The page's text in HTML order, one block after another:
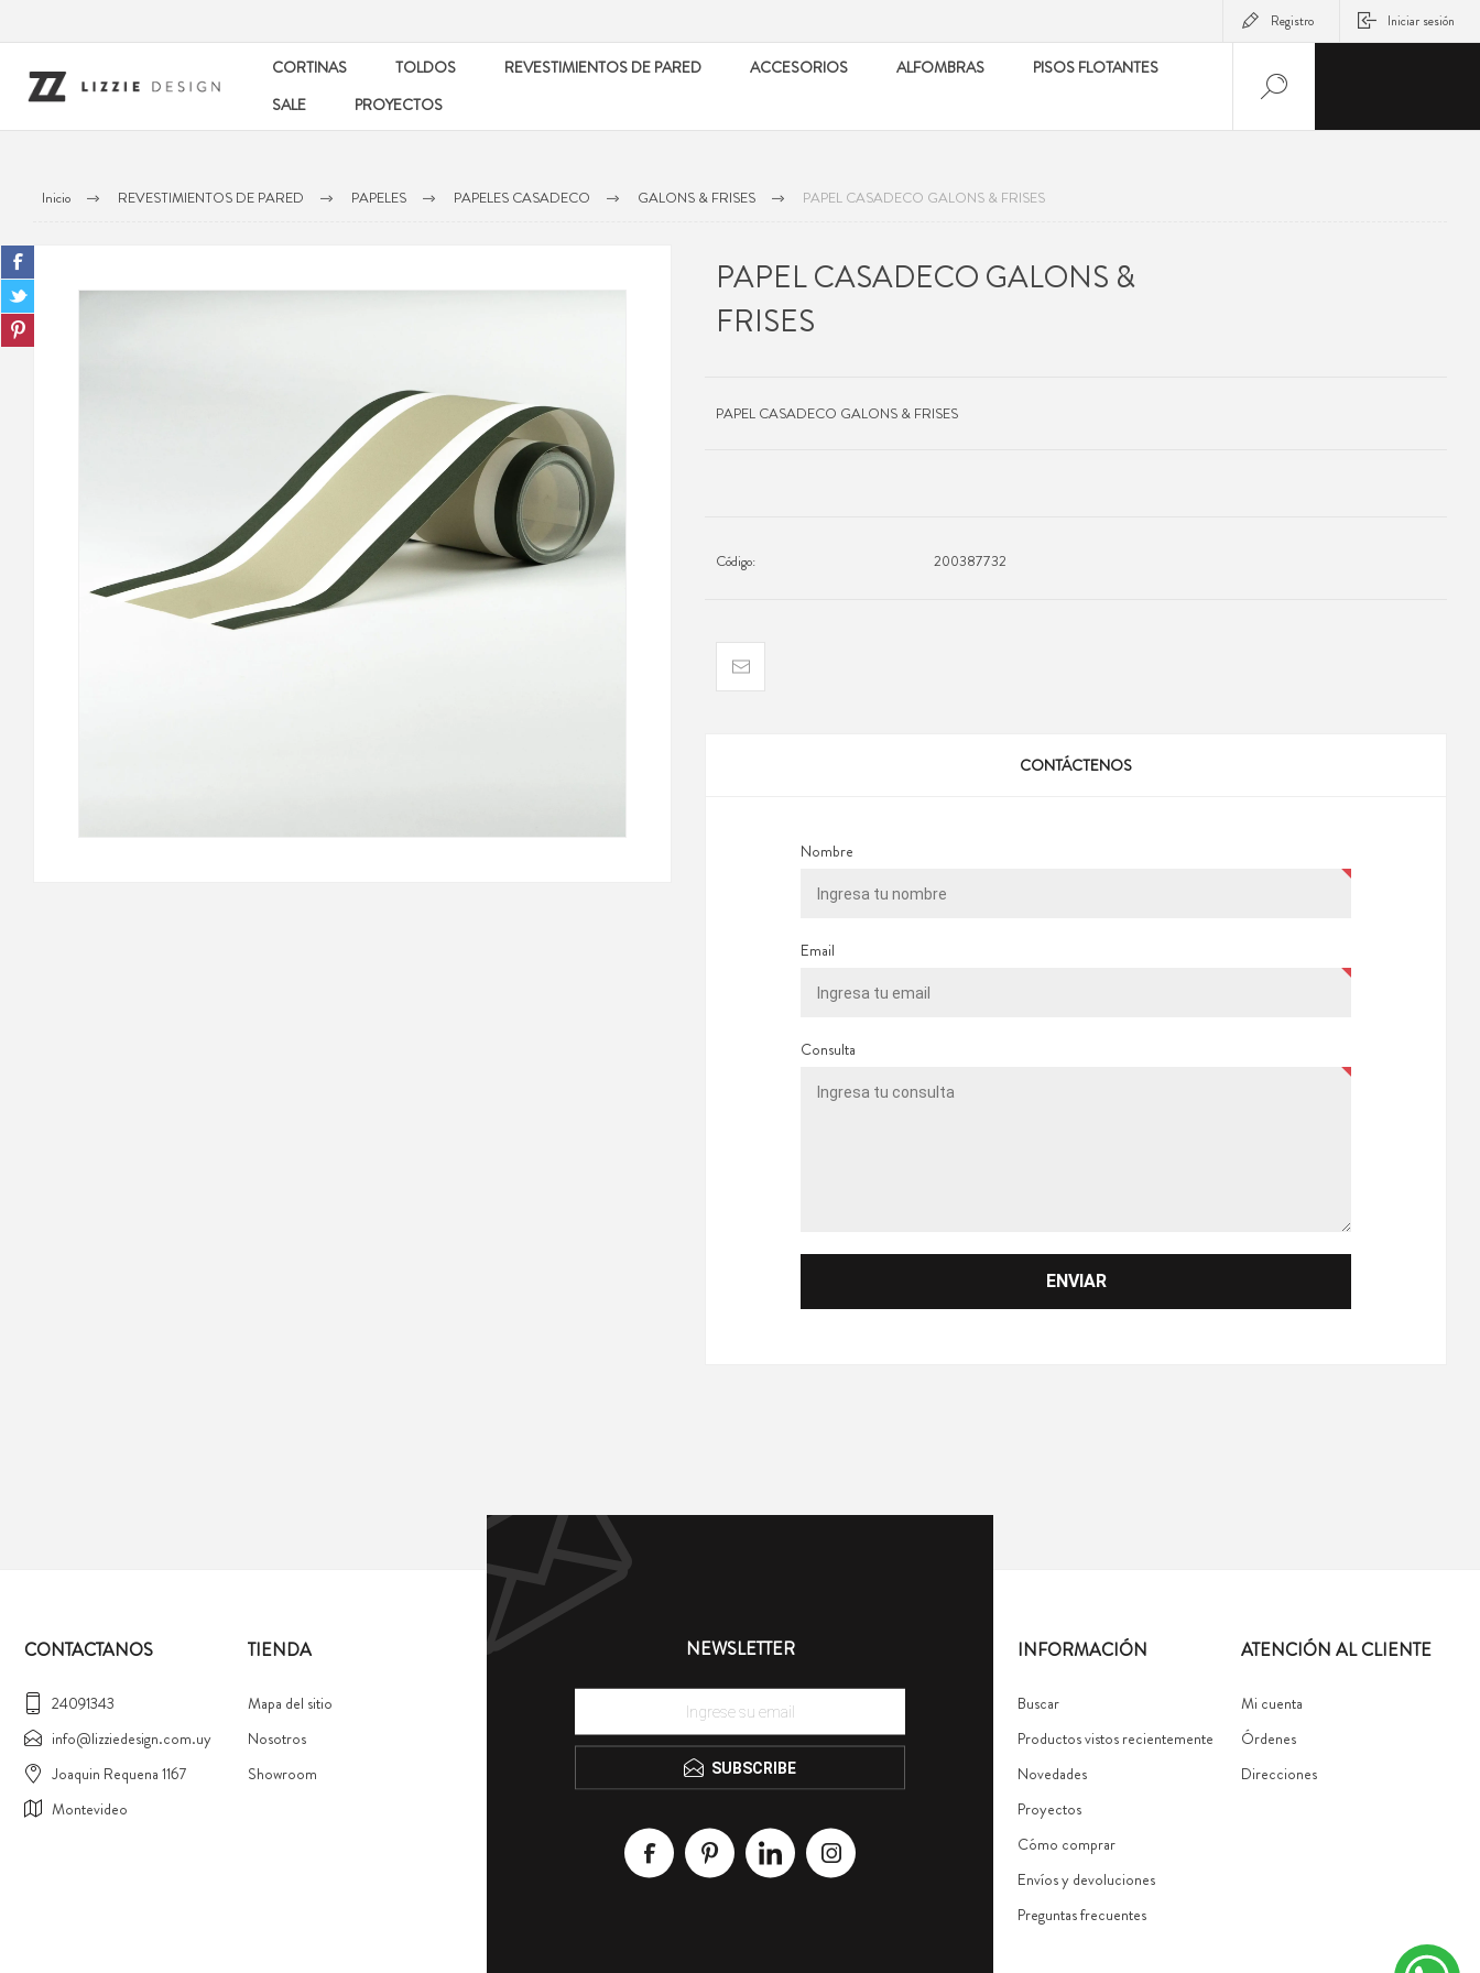
Registro Iniciar sesión
CORTINAS TOLDOS REVESTIMIENTOS DE PARED ACCESORIOS ALFOMBRAS
PISOS FLOTANTES
SALE
PROYECTOS
Inicio REVESTIMIENTOS DE PARED PAPELES PAPELES CASADECO GALONS & FRISES PAPEL CASADECO GALONS & FRISES
PAPEL CASADECO GALONS &
FRISES
PAPEL CASADECO GALONS & FRISES
Código: 200387732
CONTÁCTENOS
Nombre
Email
Consulta
NEWSLETTER
SUBSCRIBE
CONTACTANOS
24091343
info@lizziedesign.com.uy
Joaquin Requena 1167
Montevideo
TIENDA
Mapa del sitio
Nosotros
Showroom
INFORMACIÓN
Buscar
Productos vistos recientemente
Novedades
Proyectos
Cómo comprar
Envíos y devoluciones
Preguntas frecuentes
ATENCIÓN AL CLIENTE
Mi cuenta
Órdenes
Direcciones